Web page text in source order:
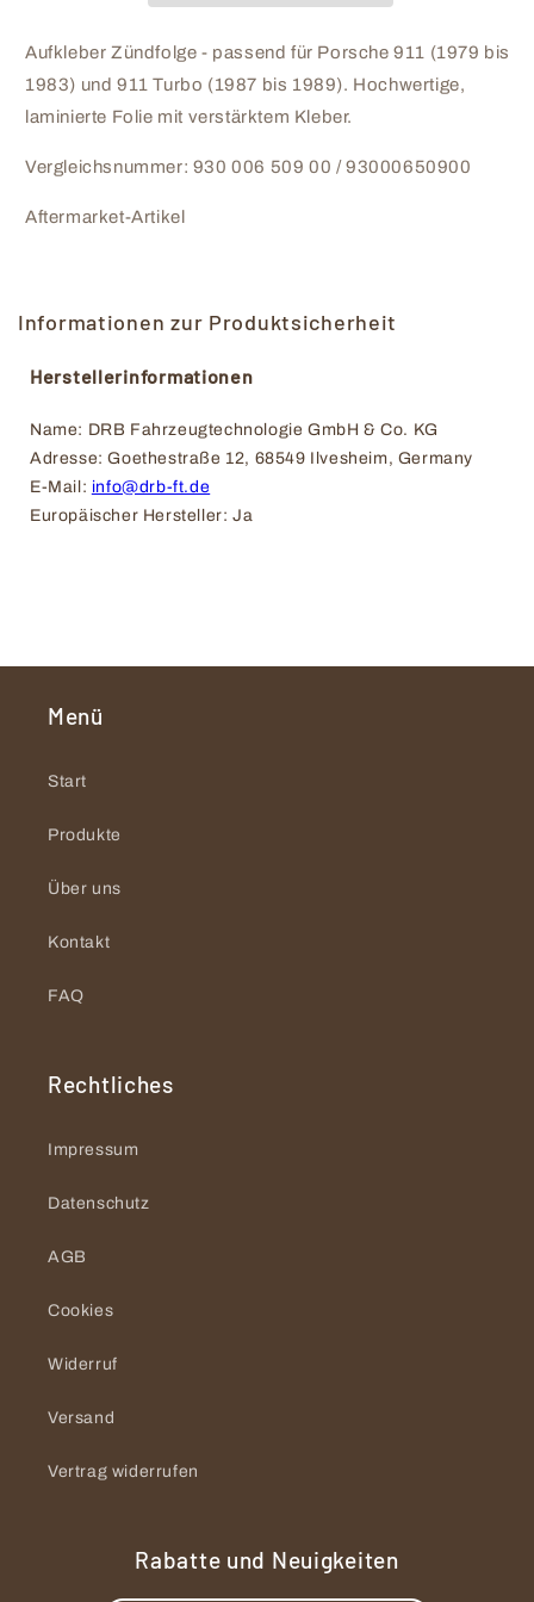
911T
89
-
911T
87-
89
-
Aufkleber Zündfolge - passend für Porsche 911 (1979 bis
1983) und 911 Turbo (1987 bis 1989). Hochwertige,
laminierte Folie mit verstärktem Kleber.
Vergleichsnummer: 930 006 509 00 / 93000650900
Aftermarket-Artikel
Informationen zur Produktsicherheit
Herstellerinformationen
Name: DRB Fahrzeugtechnologie GmbH & Co. KG
Adresse: Goethestraße 12, 68549 Ilvesheim, Germany
E-Mail: info@drb-ft.de
Europäischer Hersteller: Ja
Menü
Start
Produkte
Über uns
Kontakt
FAQ
Rechtliches
Impressum
Datenschutz
AGB
Cookies
Widerruf
Versand
Vertrag widerrufen
Rabatte und Neuigkeiten